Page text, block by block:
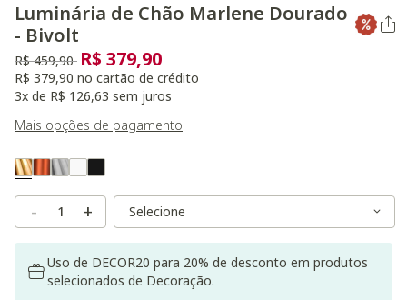
Luminária de Chão Marlene Dourado
- Bivolt
Preço reduzido de
R$ 459,90 para
R$ 379,90
R$ 379,90 no cartão de crédito
3x de R$ 126,63 sem juros
Mais opções de pagamento
Variant Real Color
Selected
- + Variant Size
Variant Size
Uso de DECOR20 para 20% de desconto em produtos
selecionados de Decoração.